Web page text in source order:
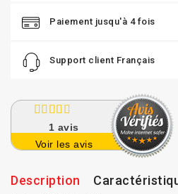
Paiement jusqu'à 4 fois
Support client Français
1 avis
Voir les avis
Description